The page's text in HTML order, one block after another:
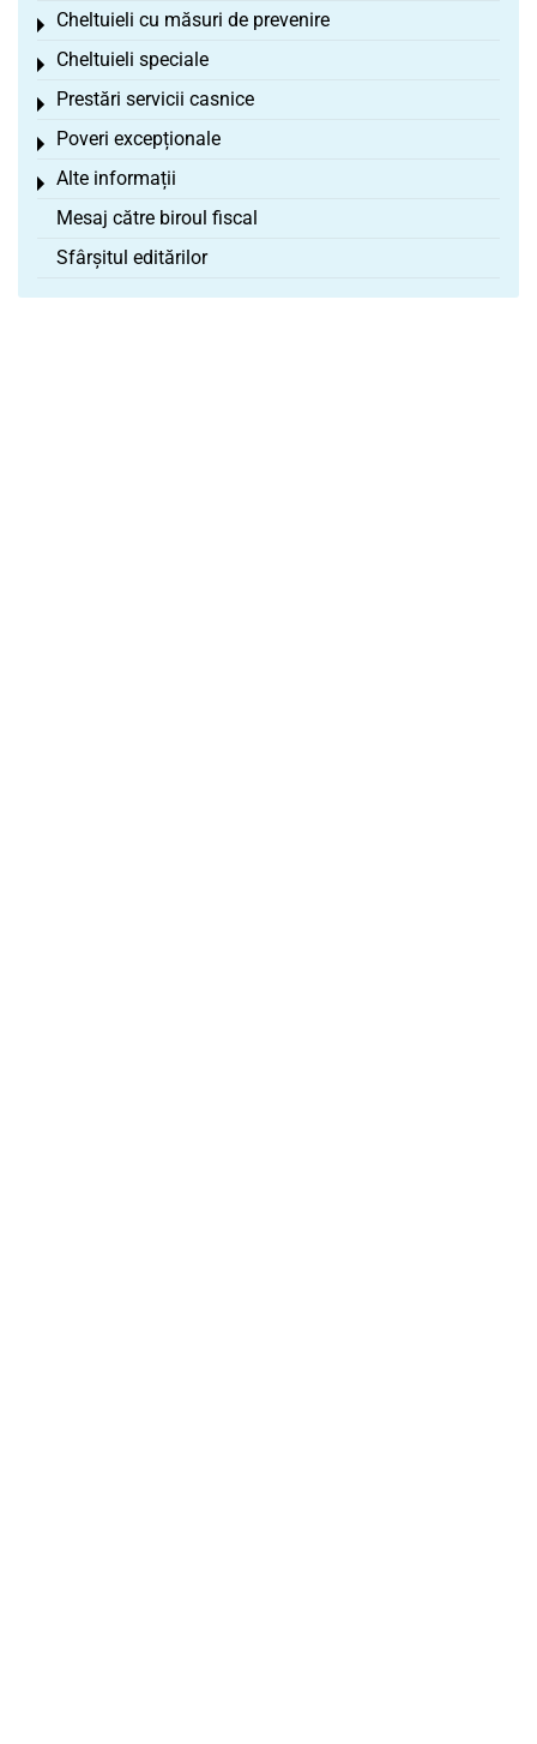
Cheltuieli cu măsuri de prevenire
Toggle menu
Cheltuieli speciale
Toggle menu
Prestări servicii casnice
Toggle menu
Poveri excepționale
Toggle menu
Alte informații
Toggle menu
Mesaj către biroul fiscal
Sfârșitul editărilor